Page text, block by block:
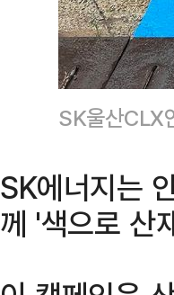
SK울산CLX
SK에너지는
께 '색으로 산